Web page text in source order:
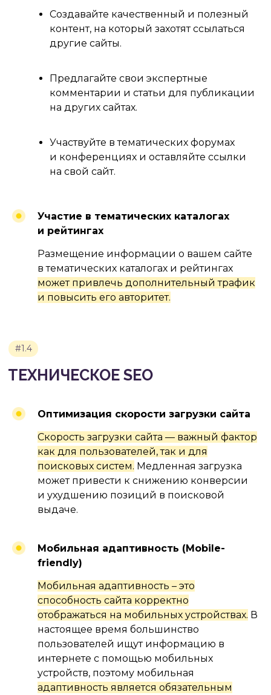
Создавайте качественный и полезный
контент, на который захотят ссылаться
другие сайты.
Предлагайте свои экспертные
комментарии и статьи для публикации
на других сайтах.
Участвуйте в тематических форумах
и конференциях и оставляйте ссылки
на свой сайт.
Участие в тематических каталогах
и рейтингах
Размещение информации о вашем сайте
в тематических каталогах и рейтингах
может привлечь дополнительный трафик
и повысить его авторитет.
Оптимизация скорости загрузки сайта
Скорость загрузки сайта — важный фактор
как для пользователей, так и для
поисковых систем. Медленная загрузка
может привести к снижению конверсии
и ухудшению позиций в поисковой
выдаче.
Мобильная адаптивность (Mobile-
friendly)
Мобильная адаптивность – это
способность сайта корректно
отображаться на мобильных устройствах. В
настоящее время большинство
пользователей ищут информацию в
интернете с помощью мобильных
устройств, поэтому мобильная
адаптивность является обязательным
У НАС ХОРОШИЙ
НАКОПЛЕННЫЙ ОПЫТ
В КОМПЛЕКСНОМ
ПРОДВИЖЕНИИ
НЕДВИЖИМОСТИ:
ОТ ЖИЛОГО ФОНДА
ДО КОММЕРЧЕСКИХ
опыте.
УЗНАТЬ ПОДРОБНЕЕ
КОНТЕНТ-МАРКЕТИНГДЛЯ
САЙТОВ НЕДВИЖИМОСТИ
СОЗДАНИЕ КАЧЕСТВЕННОГО
КОНТЕНТА